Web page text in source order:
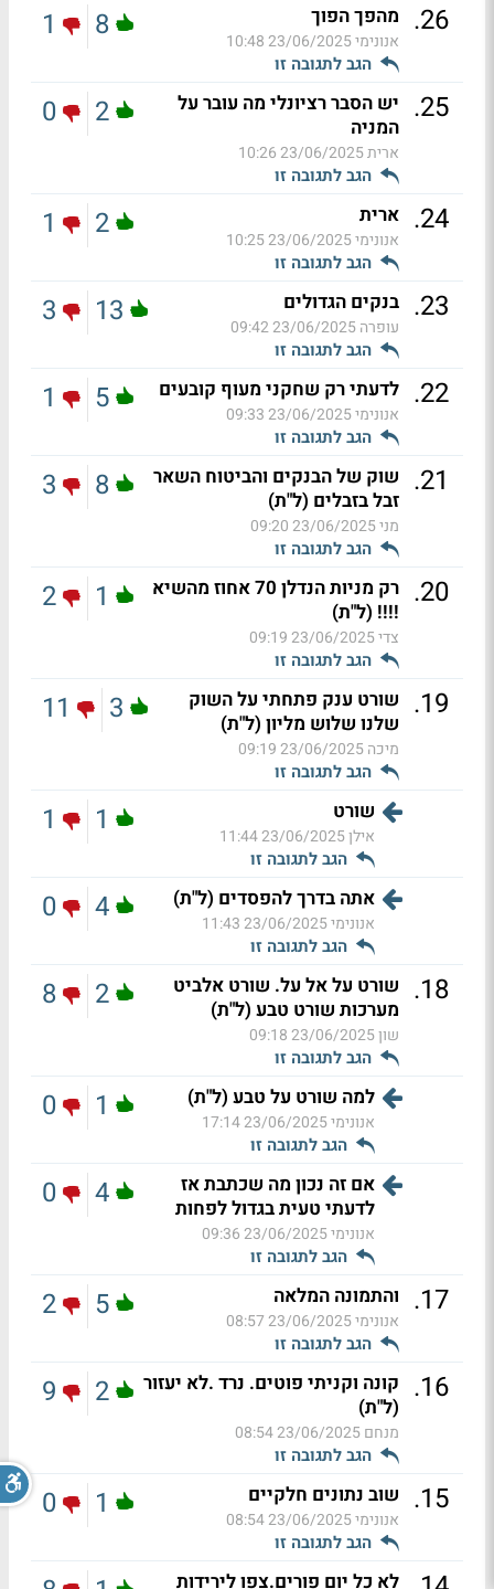
26
. מהפך הפוך
אנונימי23/06/2025 10:48
הגב לתגובה זו
8
1
25
. יש הסבר רציונלי מה עובר על
המניה
ארית23/06/2025 10:26
הגב לתגובה זו
2
0
24
. ארית
אנונימי23/06/2025 10:25
הגב לתגובה זו
2
1
23
. בנקים הגדולים
עופרה23/06/2025 09:42
הגב לתגובה זו
13
3
22
. לדעתי רק שחקני מעוף קובעים
אנונימי23/06/2025 09:33
הגב לתגובה זו
5
1
21
. שוק של הבנקים והביטוח השאר
זבל בזבלים (ל"ת)
מני23/06/2025 09:20
הגב לתגובה זו
8
3
20
.
רק מניות הנדלן 70 אחוז מהשיא
!!!! (ל"ת)
צדי23/06/2025 09:19
הגב לתגובה זו
1
2
19
. שורט ענק פתחתי על השוק
שלנו שלוש מליון (ל"ת)
מיכה23/06/2025 09:19
הגב לתגובה זו
3
11
שורט
אילן23/06/2025 11:44
הגב לתגובה זו
1
1
אתה בדרך להפסדים (ל"ת)
אנונימי23/06/2025 11:43
הגב לתגובה זו
4
0
18
. שורט על אל על. שורט אלביט
מערכות שורט טבע (ל"ת)
שון23/06/2025 09:18
הגב לתגובה זו
2
8
למה שורט על טבע (ל"ת)
אנונימי23/06/2025 17:14
הגב לתגובה זו
1
0
אם זה נכון מה שכתבת אז
לדעתי טעית בגדול לפחות
אנונימי23/06/2025 09:36
הגב לתגובה זו
4
0
17
. והתמונה המלאה
אנונימי23/06/2025 08:57
הגב לתגובה זו
5
2
16
. קונה וקניתי פוטים. נרד .לא יעזור
(ל"ת)
מנחם23/06/2025 08:54
הגב לתגובה זו
2
9
15
. שוב נתונים חלקיים
אנונימי23/06/2025 08:54
הגב לתגובה זו
1
0
לא כל יום פורים.צפו לירידות